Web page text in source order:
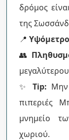
δρόμος
της
📍
👥
✨Tip: Μην
πιπεριές
μνημείο
χωριού.